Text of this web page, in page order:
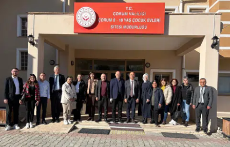
Bingöl
Bitlis
Burdur
Bursa
Çanakkale
Çankırı